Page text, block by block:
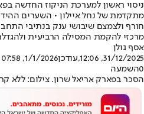
ניסוי ראשון למערכת הניקוז החדשה
מתקדמת של נחל איילון • השערים
חורף ולצמצם שיבושי ענק בנתיבי
מרכזי להקמת המסילה הרביעית
אסף גולן
31/12/2025, 12:06
,עודכן1/1/2026, 07:58
0השמעה
הסכר בפארק אריאל שרון. צילום: ללא